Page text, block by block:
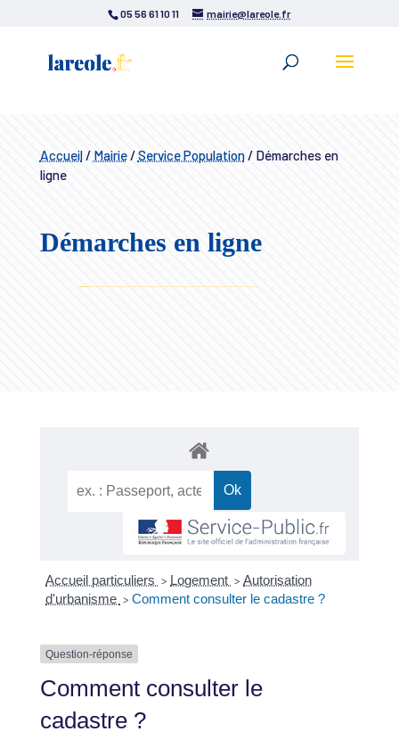
05 56 61 10 11 mairie@lareole.fr
Accueil/ Mairie/Service Population/Démarches en
ligne
Démarches en ligne
Accueil particuliers > Logement > Autorisation
d'urbanisme > Comment consulter le cadastre ?
Question-réponse
Comment consulter le
cadastre ?